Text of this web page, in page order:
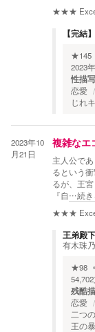
★★★
【完結
★145
2023
性描
恋愛
じれ
2023年10
月21日
複雑なエ
主人公で
るという
るが、王
『自…続き
★★★
王弟殿
有木珠
★98
54,702
残酷
恋愛
二つ
王の